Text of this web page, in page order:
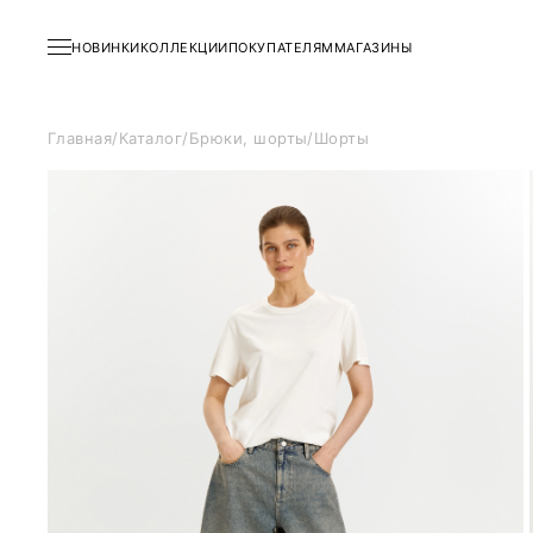
НОВИНКИКОЛЛЕКЦИИПОКУПАТЕЛЯМ МАГАЗИНЫ
Главная/Каталог/Брюки, шорты/Шорты